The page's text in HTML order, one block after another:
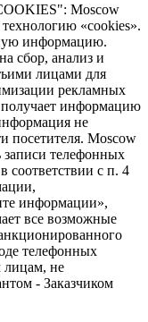
Moscow
«cookies».
информацию.
сбор, анализ и
лицами для
рекламных
информацию
не
посетителя. Moscow
телефонных
соответствии с п. 4
информации»,
все возможные
телефонных
лицам, не
- Заказчиком